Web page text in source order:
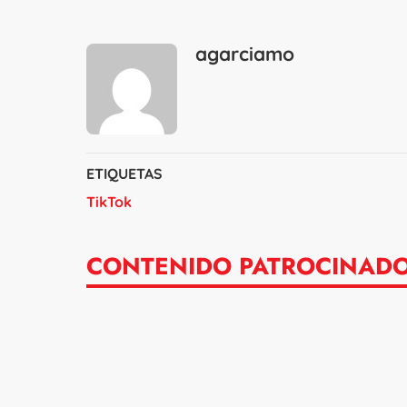
agarciamo
ETIQUETAS
TikTok
CONTENIDO